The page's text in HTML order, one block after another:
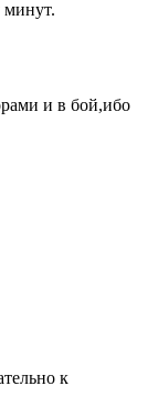
минут.
и в бой,ибо
к